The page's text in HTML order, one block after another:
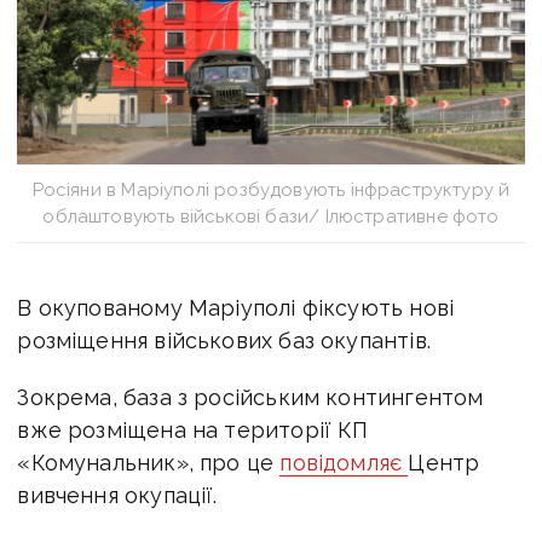
Росіяни в Маріуполі розбудовують інфраструктуру й
облаштовують військові бази/ Ілюстративне фото
В окупованому Маріуполі фіксують нові
розміщення військових баз окупантів.
Зокрема, база з російським контингентом
вже розміщена на території КП
«Комунальник», про це повідомляє Центр
вивчення окупації.